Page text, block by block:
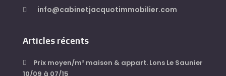
info@cabinetjacquotimmobilier.com
Articles récents
Prix moyen/m² maison & appart. Lons Le Saunier
10/09 à 07/15